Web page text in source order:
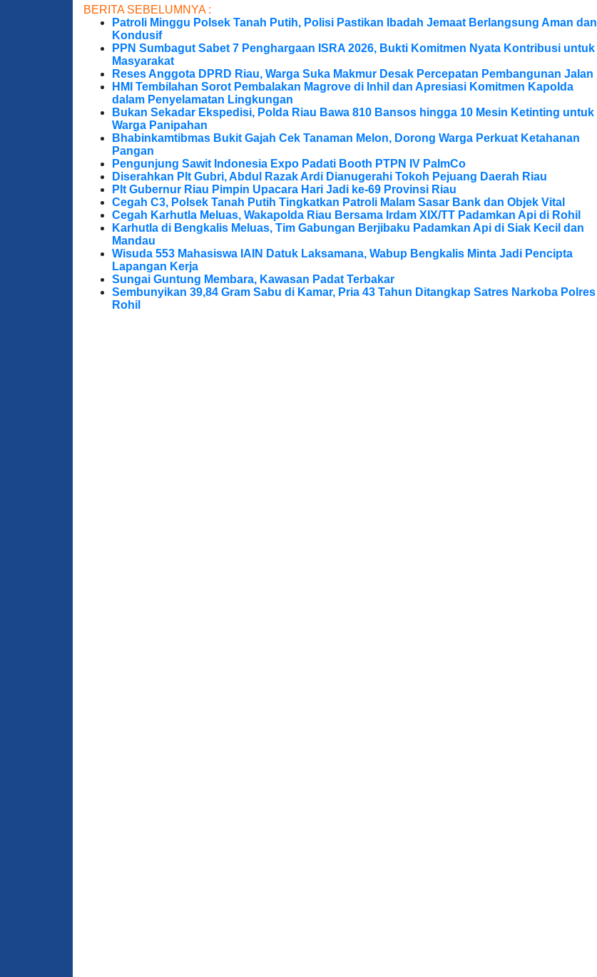
BERITA SEBELUMNYA :
Patroli Minggu Polsek Tanah Putih, Polisi Pastikan Ibadah Jemaat Berlangsung Aman dan
Kondusif
PPN Sumbagut Sabet 7 Penghargaan ISRA 2026, Bukti Komitmen Nyata Kontribusi untuk
Masyarakat
Reses Anggota DPRD Riau, Warga Suka Makmur Desak Percepatan Pembangunan Jalan
HMI Tembilahan Sorot Pembalakan Magrove di Inhil dan Apresiasi Komitmen Kapolda
dalam Penyelamatan Lingkungan
Bukan Sekadar Ekspedisi, Polda Riau Bawa 810 Bansos hingga 10 Mesin Ketinting untuk
Warga Panipahan
Bhabinkamtibmas Bukit Gajah Cek Tanaman Melon, Dorong Warga Perkuat Ketahanan
Pangan
Pengunjung Sawit Indonesia Expo Padati Booth PTPN IV PalmCo
Diserahkan Plt Gubri, Abdul Razak Ardi Dianugerahi Tokoh Pejuang Daerah Riau
Plt Gubernur Riau Pimpin Upacara Hari Jadi ke-69 Provinsi Riau
Cegah C3, Polsek Tanah Putih Tingkatkan Patroli Malam Sasar Bank dan Objek Vital
Cegah Karhutla Meluas, Wakapolda Riau Bersama Irdam XIX/TT Padamkan Api di Rohil
Karhutla di Bengkalis Meluas, Tim Gabungan Berjibaku Padamkan Api di Siak Kecil dan
Mandau
Wisuda 553 Mahasiswa IAIN Datuk Laksamana, Wabup Bengkalis Minta Jadi Pencipta
Lapangan Kerja
Sungai Guntung Membara, Kawasan Padat Terbakar
Sembunyikan 39,84 Gram Sabu di Kamar, Pria 43 Tahun Ditangkap Satres Narkoba Polres
Rohil